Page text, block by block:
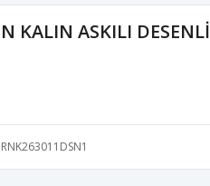
KALIN ASKILI DESENLİ
RNK263011DSN1